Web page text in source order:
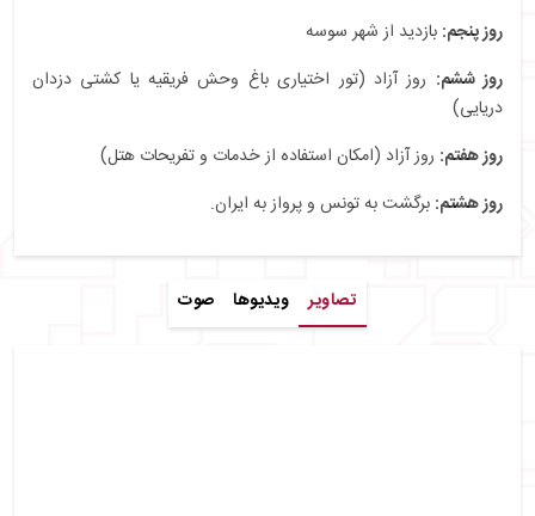
روز پنجم: بازدید از شهر سوسه
روز ششم: روز آزاد (تور اختیاری باغ وحش فریقیه یا کشتی دزدان
دریایی)
روز هفتم: روز آزاد (امکان استفاده از خدمات و تفریحات هتل)
روز هشتم: برگشت به تونس و پرواز به ایران.
تصاویر ویدیوها صوت